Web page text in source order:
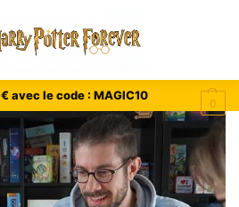
0
avec le code : MAGIC10